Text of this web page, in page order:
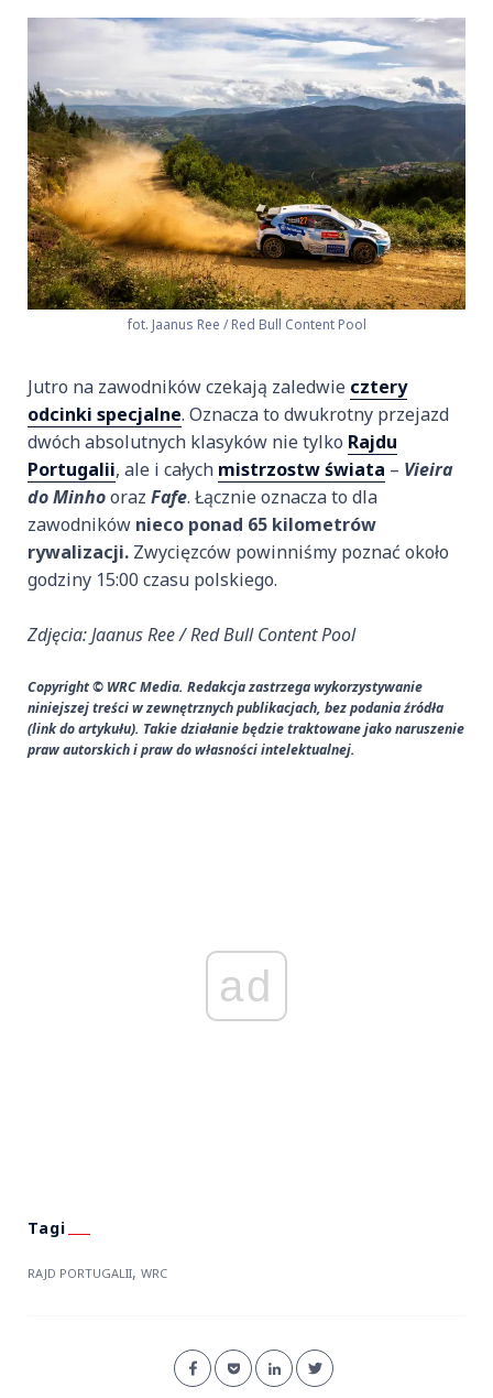
fot. Jaanus Ree / Red Bull Content Pool
Jutro na zawodników czekają zaledwie cztery
odcinki specjalne. Oznacza to dwukrotny przejazd
dwóch absolutnych klasyków nie tylko Rajdu
Portugalii, ale i całych mistrzostw świata – Vieira
do Minhooraz Fafe. Łącznie oznacza to dla
zawodników nieco ponad 65 kilometrów
rywalizacji. Zwycięzców powinniśmy poznać około
godziny 15:00 czasu polskiego.
Zdjęcia: Jaanus Ree / Red Bull Content Pool
Copyright © WRC Media. Redakcja zastrzega wykorzystywanie
niniejszej treści w zewnętrznych publikacjach, bez podania źródła
(link do artykułu). Takie działanie będzie traktowane jako naruszenie
praw autorskich i praw do własności intelektualnej.
ad
RAJD PORTUGALII, WRC